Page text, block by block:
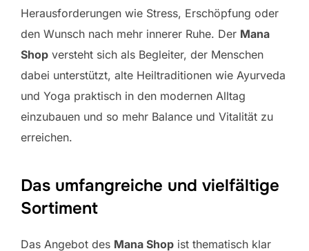
Herausforderungen wie Stress, Erschöpfung oder
den Wunsch nach mehr innerer Ruhe. Der Mana
Shop versteht sich als Begleiter, der Menschen
dabei unterstützt, alte Heiltraditionen wie Ayurveda
und Yoga praktisch in den modernen Alltag
einzubauen und so mehr Balance und Vitalität zu
erreichen.
Das umfangreiche und vielfältige
Sortiment
Das Angebot des Mana Shop ist thematisch klar